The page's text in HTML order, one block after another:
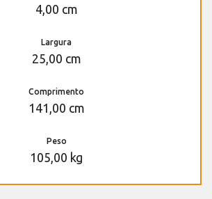
4,00 cm
Largura
25,00 cm
Comprimento
141,00 cm
Peso
105,00 kg